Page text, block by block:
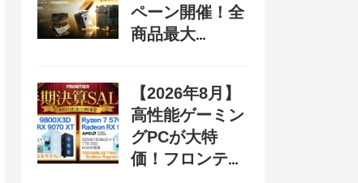
ペーン開催！全
商品最大
31日まで
【2026年8月】
高性能ゲーミン
グPCが大特
価！フロンティ